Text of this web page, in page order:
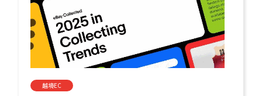
越境EC